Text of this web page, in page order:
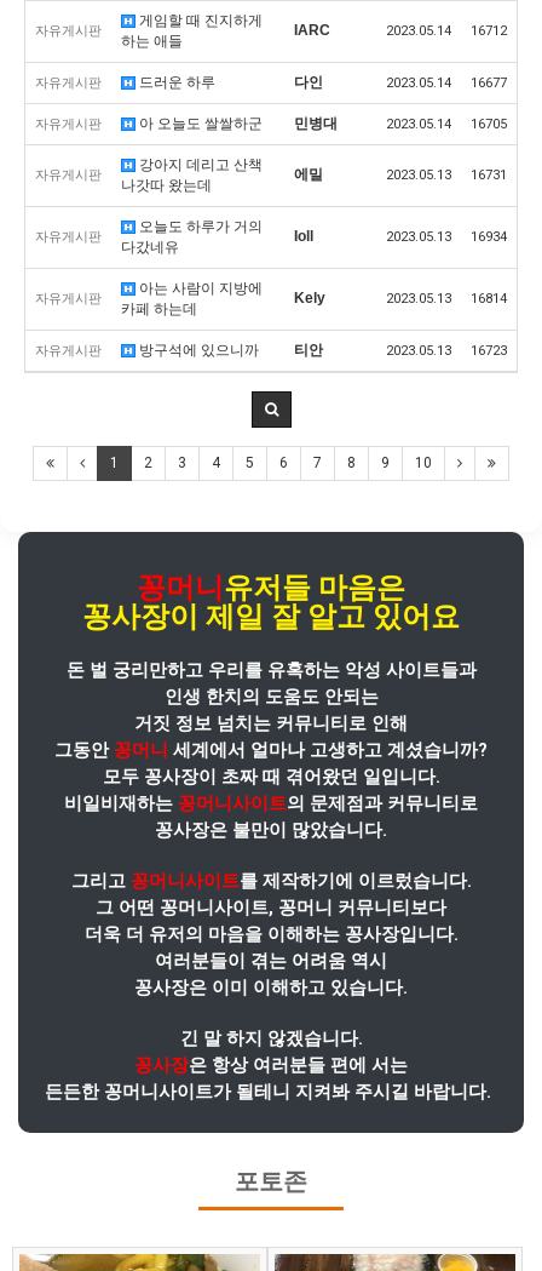
자유게시판
게임할 때 진지하게
하는 애들
IARC 2023.05.14 16712
자유게시판 드러운 하루 다인 2023.05.14 16677
자유게시판 아 오늘도 쌀쌀하군 민병대 2023.05.14 16705
자유게시판
강아지 데리고 산책
나갓따 왔는데
에밀 2023.05.13 16731
자유게시판
오늘도 하루가 거의
다갔네유
Ioll 2023.05.13 16934
자유게시판
아는 사람이 지방에
카페 하는데
Kely 2023.05.13 16814
자유게시판 방구석에 있으니까 티안 2023.05.13 16723
1 2 3 4 5 6 7 8 9 10
꽁머니 유저들 마음은
꽁사장이 제일 잘 알고 있어요
돈 벌 궁리만하고 우리를 유혹하는 악성 사이트들과
인생 한치의 도움도 안되는
거짓 정보 넘치는 커뮤니티로 인해
그동안 꽁머니 세계에서 얼마나 고생하고 계셨습니까?
모두 꽁사장이 초짜 때 겪어왔던 일입니다.
비일비재하는 꽁머니사이트의 문제점과 커뮤니티로
꽁사장은 불만이 많았습니다.
그리고 꽁머니사이트를 제작하기에 이르렀습니다.
그 어떤 꽁머니사이트, 꽁머니 커뮤니티보다
더욱 더 유저의 마음을 이해하는 꽁사장입니다.
여러분들이 겪는 어려움 역시
꽁사장은 이미 이해하고 있습니다.
긴 말 하지 않겠습니다.
꽁사장은 항상 여러분들 편에 서는
든든한 꽁머니사이트가 될테니 지켜봐 주시길 바랍니다.
포토존